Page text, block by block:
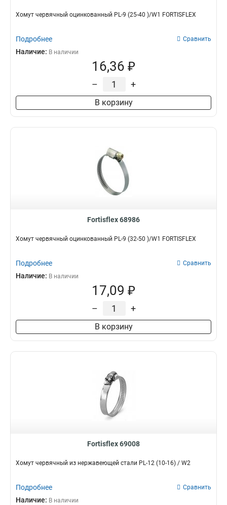
Хомут червячный оцинкованный PL-9 (25-40 )/W1 FORTISFLEX
Подробнее Сравнить
Наличие: В наличии
16,36 ₽
– +
В корзину
Fortisflex 68986
Хомут червячный оцинкованный PL-9 (32-50 )/W1 FORTISFLEX
Подробнее Сравнить
Наличие: В наличии
17,09 ₽
– +
В корзину
Fortisflex 69008
Хомут червячный из нержавеющей стали PL-12 (10-16) / W2
Подробнее Сравнить
Наличие: В наличии